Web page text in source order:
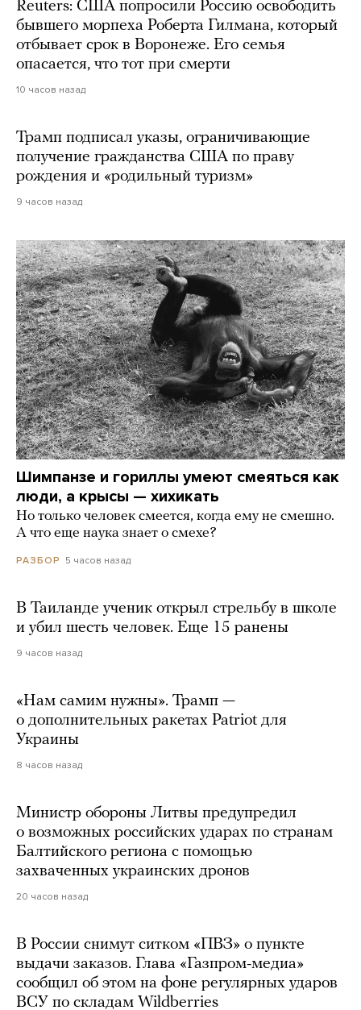
Reuters: США попросили Россию освободить
бывшего морпеха Роберта Гилмана, который
отбывает срок в Воронеже. Его семья
опасается, что тот при смерти
10 часов назад
Трамп подписал указы, ограничивающие
получение гражданства США по праву
рождения и «родильный туризм»
9 часов назад
Шимпанзе и гориллы умеют смеяться как
люди, а крысы — хихикать
Но только человек смеется, когда ему не смешно.
А что еще наука знает о смехе?
РАЗБОР 5 часов назад
В Таиланде ученик открыл стрельбу в школе
и убил шесть человек. Еще 15 ранены
9 часов назад
«Нам самим нужны». Трамп —
о дополнительных ракетах Patriot для
Украины
8 часов назад
Министр обороны Литвы предупредил
о возможных российских ударах по странам
Балтийского региона с помощью
захваченных украинских дронов
20 часов назад
В России снимут ситком «ПВЗ» о пункте
выдачи заказов. Глава «Газпром-медиа»
сообщил об этом на фоне регулярных ударов
ВСУ по складам Wildberries